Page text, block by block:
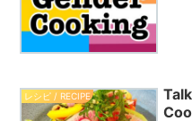
レシピ / RECIPE